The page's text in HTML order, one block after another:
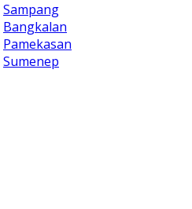
Sampang
Bangkalan
Pamekasan
Sumenep